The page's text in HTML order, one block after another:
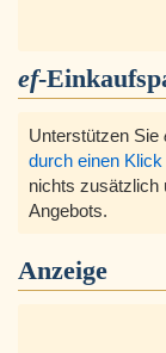
ef-
Unterstützen Sie
durch einen
nichts zusätzlich
Angebots.
Anzeige